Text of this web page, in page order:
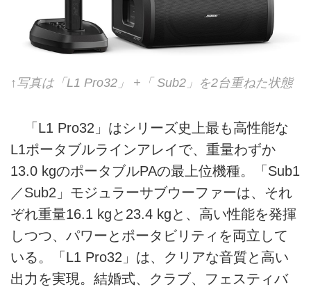
↑写真は「L1 Pro32」 +「 Sub2」を2台重ねた状態
「L1 Pro32」はシリーズ史上最も高性能な
L1ポータブルラインアレイで、重量わずか
13.0 kgのポータブルPAの最上位機種。「Sub1
／Sub2」モジュラーサブウーファーは、それ
ぞれ重量16.1 kgと23.4 kgと、高い性能を発揮
しつつ、パワーとポータビリティを両立して
いる。「L1 Pro32」は、クリアな音質と高い
出力を実現。結婚式、クラブ、フェスティバ